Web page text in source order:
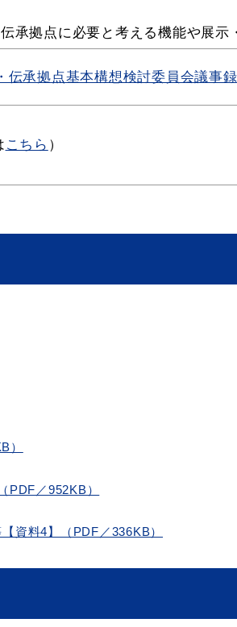
募集情報
承拠点に必要と考える機能や展示
伝承拠点基本構想検討委員会議事録
こちら ）
）
PDF／952KB）
資料4】（PDF／336KB）